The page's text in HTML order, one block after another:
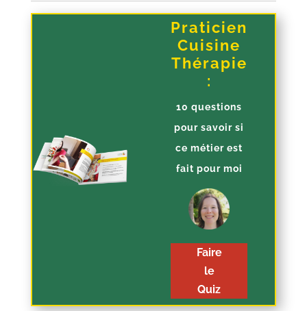
Praticien
Cuisine
Thérapie
:
10 questions
pour savoir si
ce métier est
fait pour moi
Faire
le
Quiz